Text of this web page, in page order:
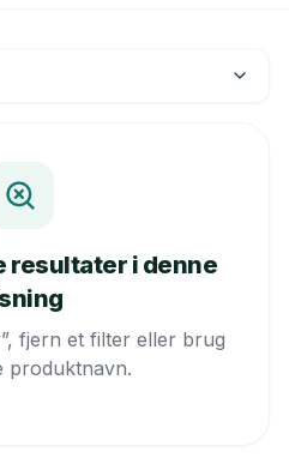
resultater i denne
fjern et filter eller brug
produktnavn.